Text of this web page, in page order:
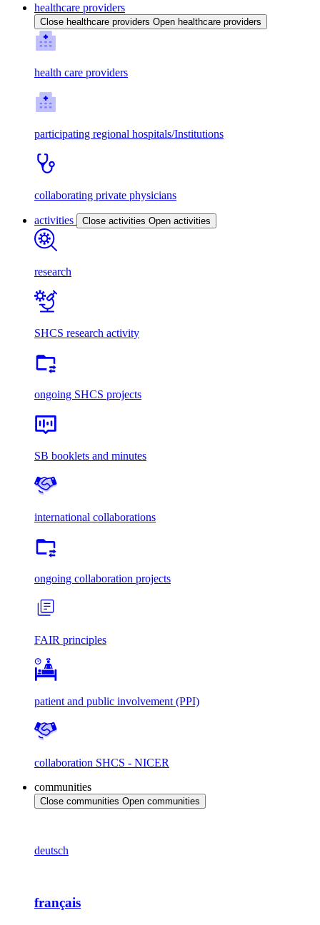
healthcare providers
Close healthcare providers Open healthcare providers
health care providers
participating regional hospitals/Institutions
collaborating private physicians
activities Close activities Open activities
research
SHCS research activity
ongoing SHCS projects
SB booklets and minutes
international collaborations
ongoing collaboration projects
FAIR principles
patient and public involvement (PPI)
collaboration SHCS - NICER
communities
Close communities Open communities
deutsch
français